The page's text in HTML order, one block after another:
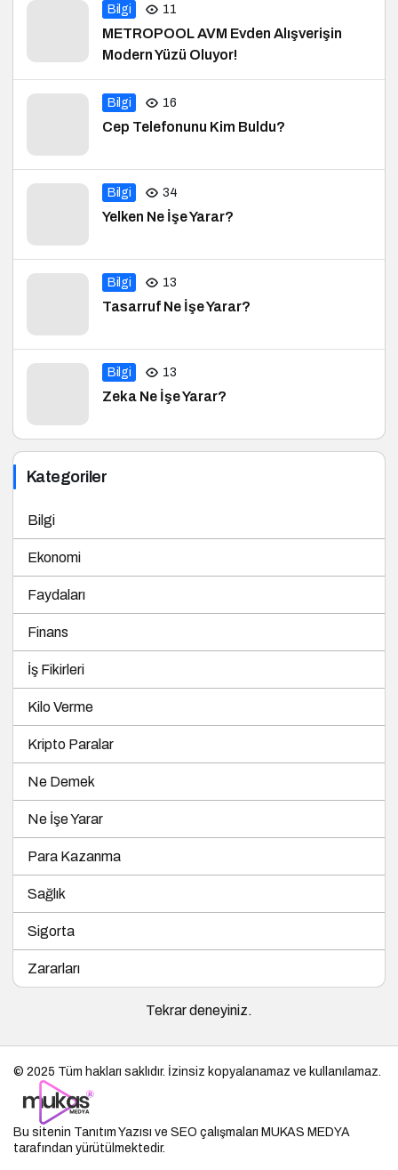
Bilgi 11
METROPOOL AVM Evden Alışverişin
Modern Yüzü Oluyor!
Bilgi 16
Cep Telefonunu Kim Buldu?
Bilgi 34
Yelken Ne İşe Yarar?
Bilgi 13
Tasarruf Ne İşe Yarar?
Bilgi 13
Zeka Ne İşe Yarar?
Kategoriler
Bilgi
Ekonomi
Faydaları
Finans
İş Fikirleri
Kilo Verme
Kripto Paralar
Ne Demek
Ne İşe Yarar
Para Kazanma
Sağlık
Sigorta
Zararları
Tekrar deneyiniz.
© 2025 Tüm hakları saklıdır. İzinsiz kopyalanamaz ve kullanılamaz.
Bu sitenin Tanıtım Yazısı ve SEO çalışmaları MUKAS MEDYA
tarafından yürütülmektedir.